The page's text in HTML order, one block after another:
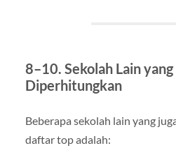
8–10. Sekolah Lain
Diperhitungkan
Beberapa sekolah lain yang
daftar top adalah: